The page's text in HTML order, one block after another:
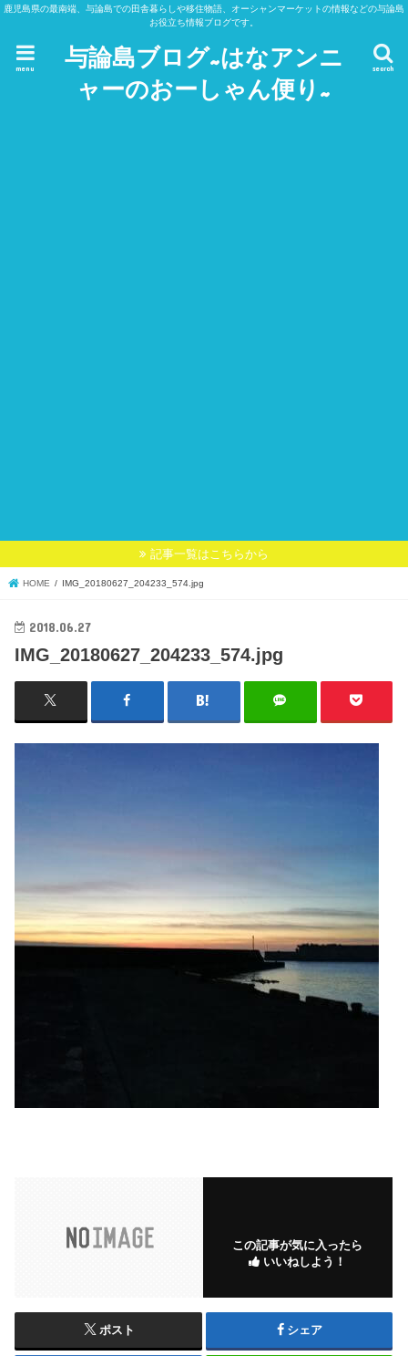
鹿児島県の最南端、与論島での田舎暮らしや移住物語、オーシャンマーケットの情報などの与論島
お役立ち情報ブログです。
与論島ブログ~はなアンニ
ャーのおーしゃん便り~
search
menu
記事一覧はこちらから
HOME IMG_20180627_204233_574.jpg
2018.06.27
IMG_20180627_204233_574.jpg
この記事が気に入ったら
いいねしよう！
ポスト シェア